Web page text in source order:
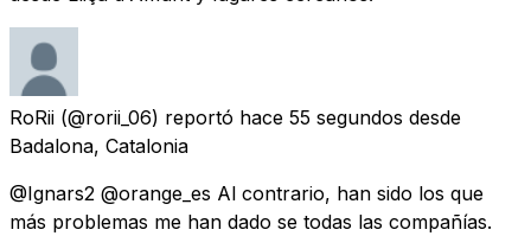
RoRii (@rorii_06) reportó hace 55 segundos desde
Badalona, Catalonia
@Ignars2 @orange_es Al contrario, han sido los que
más problemas me han dado se todas las compañías.